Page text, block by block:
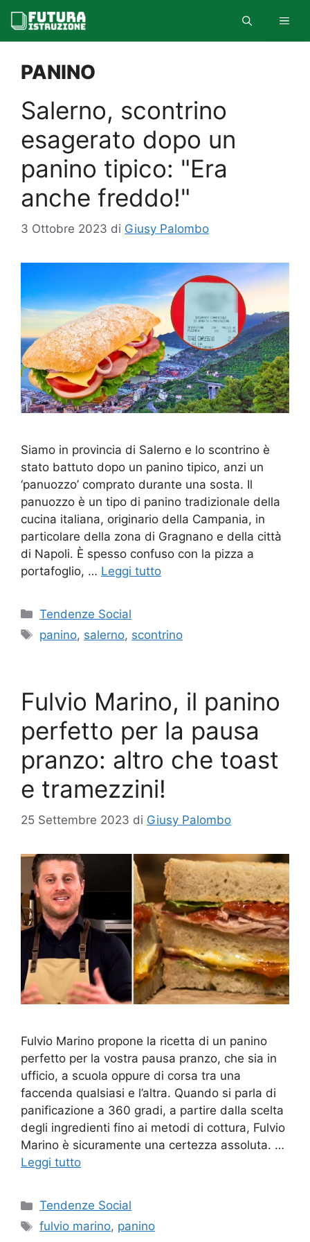
contenuto
PANINO
Salerno, scontrino
esagerato dopo un
panino tipico: "Era
anche freddo!"
3 Ottobre 2023 di Giusy Palombo
Siamo in provincia di Salerno e lo scontrino è
stato battuto dopo un panino tipico, anzi un
‘panuozzo’ comprato durante una sosta. Il
panuozzo è un tipo di panino tradizionale della
cucina italiana, originario della Campania, in
particolare della zona di Gragnano e della città
di Napoli. È spesso confuso con la pizza a
portafoglio, … Leggi tutto
Categorie
Tendenze Social
Tag
panino, salerno, scontrino
Fulvio Marino, il panino
perfetto per la pausa
pranzo: altro che toast
e tramezzini!
25 Settembre 2023 di Giusy Palombo
Fulvio Marino propone la ricetta di un panino
perfetto per la vostra pausa pranzo, che sia in
ufficio, a scuola oppure di corsa tra una
faccenda qualsiasi e l’altra. Quando si parla di
panificazione a 360 gradi, a partire dalla scelta
degli ingredienti fino ai metodi di cottura, Fulvio
Marino è sicuramente una certezza assoluta. …
Leggi tutto
Categorie
Tendenze Social
Tag
fulvio marino, panino